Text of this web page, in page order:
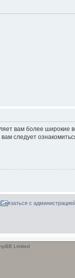
вам более
следует
Связаться с
Limited